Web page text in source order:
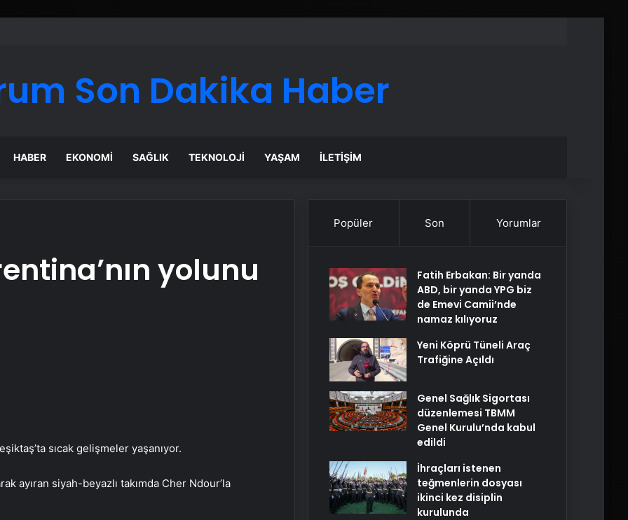
Son Dakika Haber
HABER EKONOMI SAĞLIK TEKNOLOJI YAŞAM İLETIŞIM
yolunu
sıcak gelişmeler yaşanıyor.
ayıran siyah-beyazlı takımda Cher Ndour’la
Popüler Son Yorumlar
Fatih Erbakan: Bir yanda
ABD, bir yanda YPG biz
de Emevi Camii’nde
namaz kılıyoruz
Yeni Köprü Tüneli Araç
Trafiğine Açıldı
Genel Sağlık Sigortası
düzenlemesi TBMM
Genel Kurulu’nda kabul
edildi
İhraçları istenen
teğmenlerin dosyası
ikinci kez disiplin
kurulunda